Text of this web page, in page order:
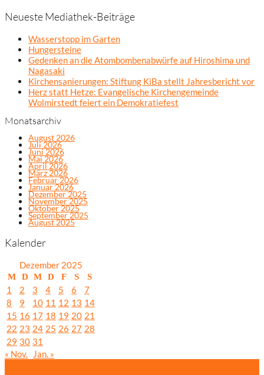
Neueste Mediathek-Beiträge
Wasserstopp im Garten
Hungersteine
Gedenken an die Atombombenabwürfe auf Hiroshima und
Nagasaki
Kirchensanierungen: Stiftung KiBa stellt Jahresbericht vor
Herz statt Hetze: Evangelische Kirchengemeinde
Wolmirstedt feiert ein Demokratiefest
Monatsarchiv
August 2026
Juli 2026
Juni 2026
Mai 2026
April 2026
März 2026
Februar 2026
Januar 2026
Dezember 2025
November 2025
Oktober 2025
September 2025
August 2025
Kalender
Dezember 2025
M D M D F S S
1 2 3 4 5 6
7
8
9 10 11 12 13 14
15 16 17 18 19 20 21
22 23 24 25 26 27 28
29 30 31
« Nov.
Jan. »